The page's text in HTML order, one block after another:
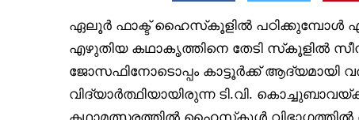
ഏലൂർ ഫാക്ട് ഹൈസ്‌കൂളിൽ
എഴുതിയ കഥാകൃത്തിനെ തേടി സ്‌കൂളിൽ
ജോസഫിനോടൊപ്പം കാട്ടൂർക്ക്
വിദ്യാർത്ഥിയായിരുന്ന ടി.വി.
കഥാമത്സരത്തിൽ ഹൈസ്‌കൂൾ വിഭാഗത്തിൽ